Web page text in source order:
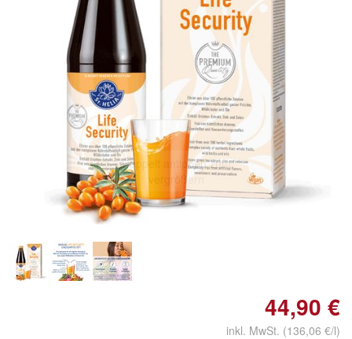
Doppelt antippen zum
vergrößern
44,90 €
inkl. MwSt. (136,06 €/l)